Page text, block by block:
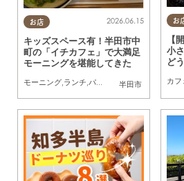
お店
半田市
2026.06.15
キッズスペース有！半田市中
町の「イチカフェ」で大満足
モーニングを堪能してきた
モーニング,ランチ,パン カフェ,行ってみたレポ
お
【
小
ど
カフ